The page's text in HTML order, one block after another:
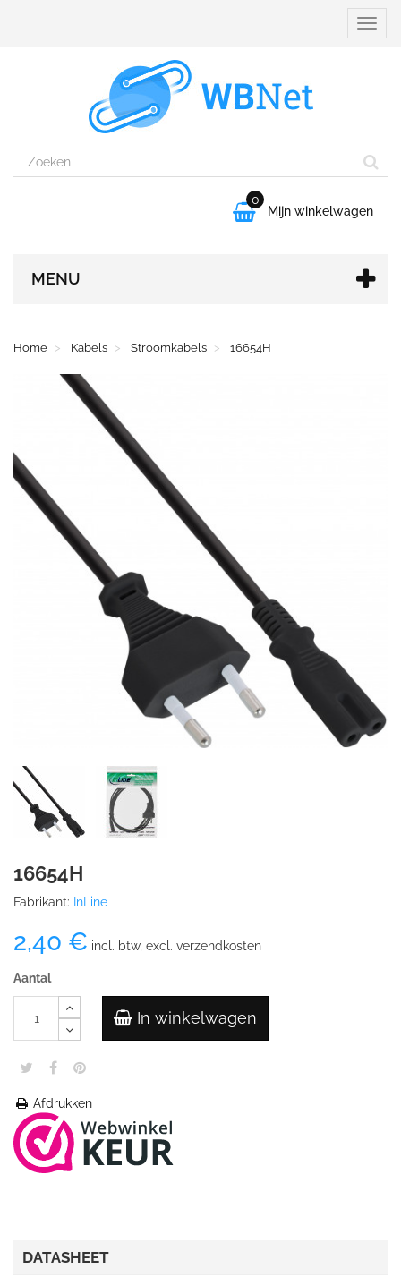

0
Mijn winkelwagen
MENU
Home Kabels Stroomkabels 16654H
16654H
Fabrikant: InLine
2,40 € incl. btw, excl. verzendkosten
Aantal
In winkelwagen
Afdrukken
DATASHEET